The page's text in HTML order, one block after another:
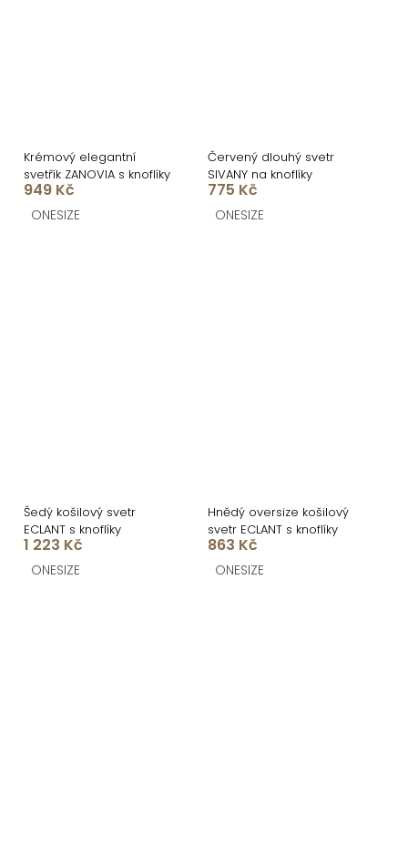
Krémový elegantní
svetřík ZANOVIA s knoflíky
949 Kč
ONESIZE
Červený dlouhý svetr
SIVANY na knoflíky
775 Kč
ONESIZE
Šedý košilový svetr
ECLANT s knoflíky
1 223 Kč
ONESIZE
Hnědý oversize košilový
svetr ECLANT s knoflíky
863 Kč
ONESIZE